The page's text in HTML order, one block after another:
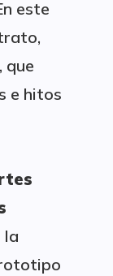
este
que
e hitos
la